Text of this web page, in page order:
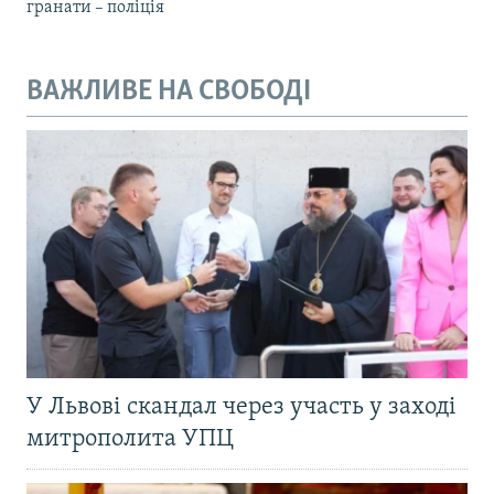
гранати – поліція
ВАЖЛИВЕ НА СВОБОДІ
У Львові скандал через участь у заході
митрополита УПЦ